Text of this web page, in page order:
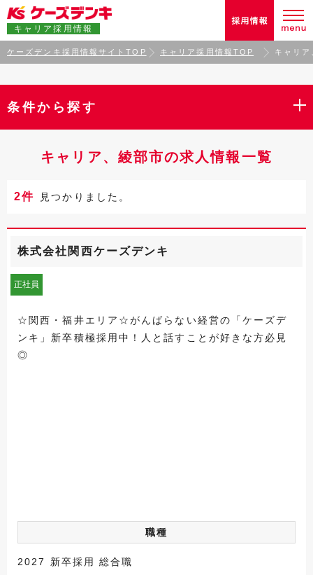
キャリア採用情報
ケーズデンキ採用情報サイトTOP キャリア採用情報TOP キャリ
条件から探す
キャリア、綾部市の求人情報一覧
2件 見つかりました。
株式会社関西ケーズデンキ
正社員
☆関西・福井エリア☆がんばらない経営の「ケーズデ
ンキ」新卒積極採用中！人と話すことが好きな方必見
◎
職種
2027 新卒採用 総合職